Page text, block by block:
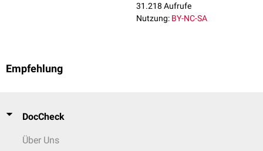
31.218 Aufrufe
Nutzung: BY-NC-SA
Empfehlung
DocCheck
Über Uns